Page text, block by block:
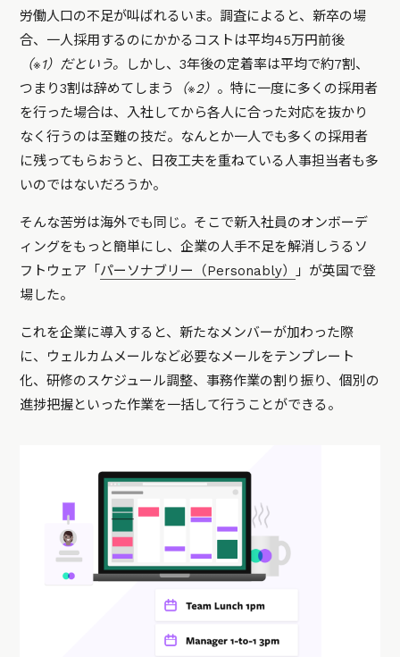
労働人口の不足が叫ばれるいま。調査によると、新卒の場
合、一人採用するのにかかるコストは平均45万円前後
（※1）だという。
しかし、3年後の定着率は平均で約7割、
つまり3割は辞めてしまう
（※2） 。特に一度に多くの採用者
を行った場合は、入社してから各人に合った対応を抜かり
なく行うのは至難の技だ。なんとか一人でも多くの採用者
に残ってもらおうと、日夜工夫を重ねている人事担当者も多
いのではないだろうか。
そんな苦労は海外でも同じ。そこで新入社員のオンボーデ
ィングをもっと簡単にし、企業の人手不足を解消しうるソ
フトウェア「 パーソナブリー（Personably）
」が英国で登
場した。
これを企業に導入すると、新たなメンバーが加わった際
に、ウェルカムメールなど必要なメールをテンプレート
化、研修のスケジュール調整、事務作業の割り振り、個別の
進捗把握といった作業を一括して行うことができる。